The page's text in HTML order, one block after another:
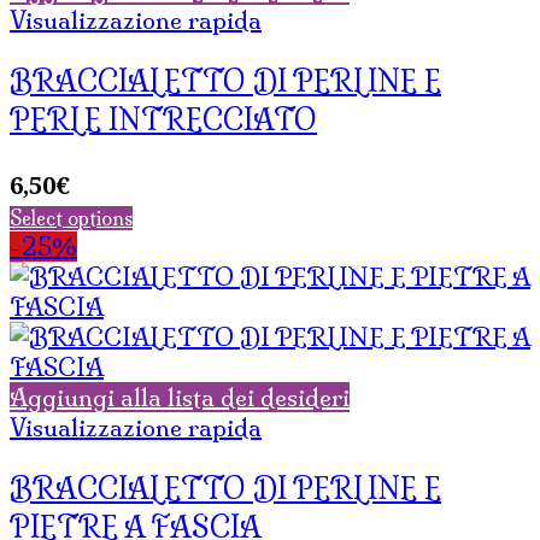
Visualizzazione rapida
BRACCIALETTO DI PERLINE E
PERLE INTRECCIATO
6,50€
Select options
-25%
Aggiungi alla lista dei desideri
Visualizzazione rapida
BRACCIALETTO DI PERLINE E
PIETRE A FASCIA